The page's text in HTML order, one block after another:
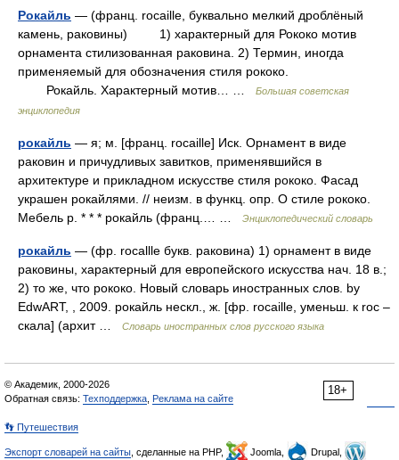
Рокайль — (франц. rocaille, буквально мелкий дроблёный
камень, раковины) 1) характерный для Рококо мотив
орнамента стилизованная раковина. 2) Термин, иногда
применяемый для обозначения стиля рококо.
Рокайль. Характерный мотив… …
Большая советская
энциклопедия
рокайль — я; м. [франц. rocaille] Иск. Орнамент в виде
раковин и причудливых завитков, применявшийся в
архитектуре и прикладном искусстве стиля рококо. Фасад
украшен рокайлями. // неизм. в функц. опр. О стиле рококо.
Мебель р. * * * рокайль (франц.… …
Энциклопедический словарь
рокайль — (фр. rocallle букв. раковина) 1) орнамент в виде
раковины, характерный для европейского искусства нач. 18 в.;
2) то же, что рококо. Новый словарь иностранных слов. by
EdwART, , 2009. рокайль нескл., ж. [фр. rocaille, уменьш. к roc –
скала] (архит …
Словарь иностранных слов русского языка
18+
© Академик, 2000-2026
Обратная связь: Техподдержка Реклама на сайте
👣 Путешествия
Экспорт словарей на сайты , сделанные на PHP, Joomla,
Drupal,